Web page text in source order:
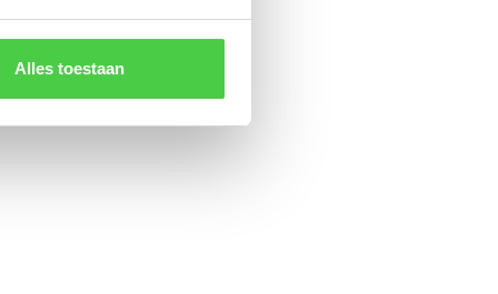
Alles toestaan